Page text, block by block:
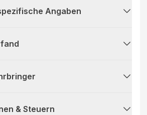
Angaben
& Steuern